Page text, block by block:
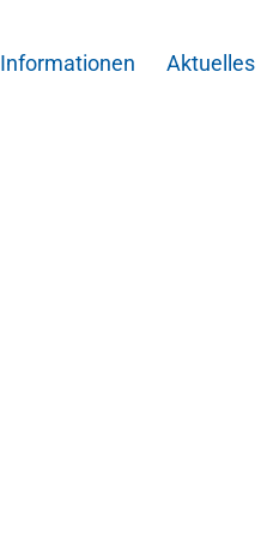
Informationen Aktuelles